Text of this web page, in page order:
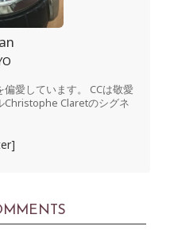
愛しています。 CCは敬愛
Christophe Claretのシグネ